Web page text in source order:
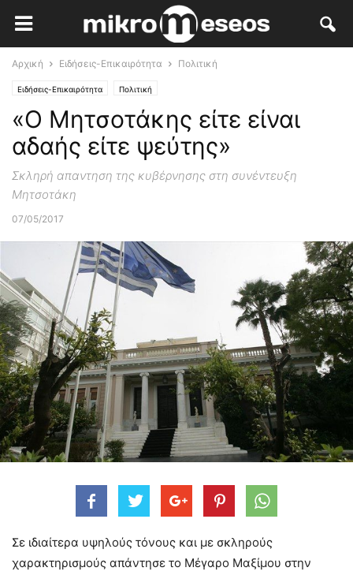
Αρχική Ειδήσεις-Επικαιρότητα Πολιτική
Ειδήσεις-Επικαιρότητα Πολιτική
«Ο Μητσοτάκης είτε είναι
αδαής είτε ψεύτης»
Σκληρή απαντηση της κυβέρνησης στη συνέντευξη
Μητσοτάκη
07/05/2017
Σε ιδιαίτερα υψηλούς τόνους και με σκληρούς
χαρακτηρισμούς απάντησε το Μέγαρο Μαξίμου στην